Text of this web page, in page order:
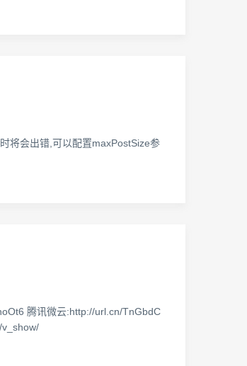
将会出错,可以配置maxPostSize参
腾讯微云:http://url.cn/TnGbdC